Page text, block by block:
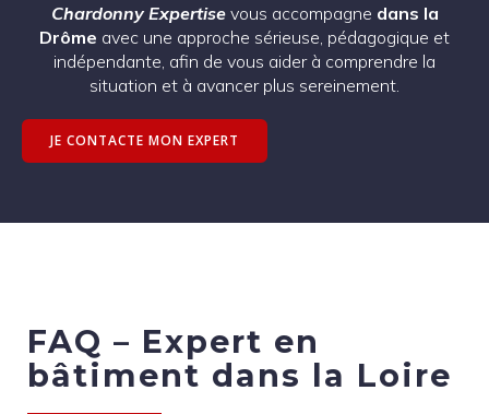
Chardonny Expertisevous accompagne dans la
Drôme avec une approche sérieuse, pédagogique et
indépendante, afin de vous aider à comprendre la
situation et à avancer plus sereinement.
JE CONTACTE MON EXPERT
FAQ – Expert en
bâtiment dans la Loire